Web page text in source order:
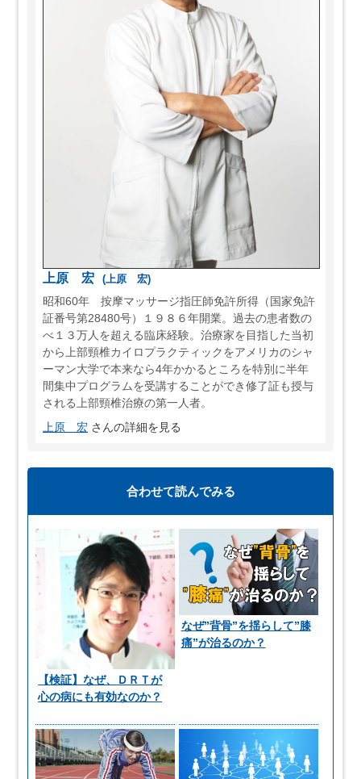
上原 宏
(上原 宏)
昭和60年 按摩マッサージ指圧師免許所得（国家免許
証番号第28480号）１９８６年開業。過去の患者数の
べ１３万人を超える臨床経験。治療家を目指した当初
から上部頸椎カイロプラクティックをアメリカのシャ
ーマン大学で本来なら4年かかるところを特別に半年
間集中プログラムを受講することができ修了証も授与
される上部頸椎治療の第一人者。
上原 宏 さんの詳細を見る
合わせて読んでみる
【検証】なぜ、ＤＲＴが
心の病にも有効なのか？
なぜ”背骨”を揺らして”膝
痛”が治るのか？